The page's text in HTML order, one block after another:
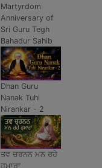
Martyrdom
Anniversary of
Sri Guru Tegh
Bahadur Sahib
Dhan Guru
Nanak Tuhi
Nirankar - 2
ਤਵ ਚਰਨਨ ਮਨ ਰਹੇ
ਹਮਾਰਾ